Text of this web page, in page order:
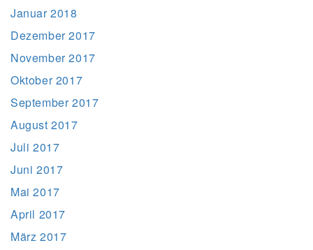
Januar 2018
Dezember 2017
November 2017
Oktober 2017
September 2017
August 2017
Juli 2017
Juni 2017
Mai 2017
April 2017
März 2017